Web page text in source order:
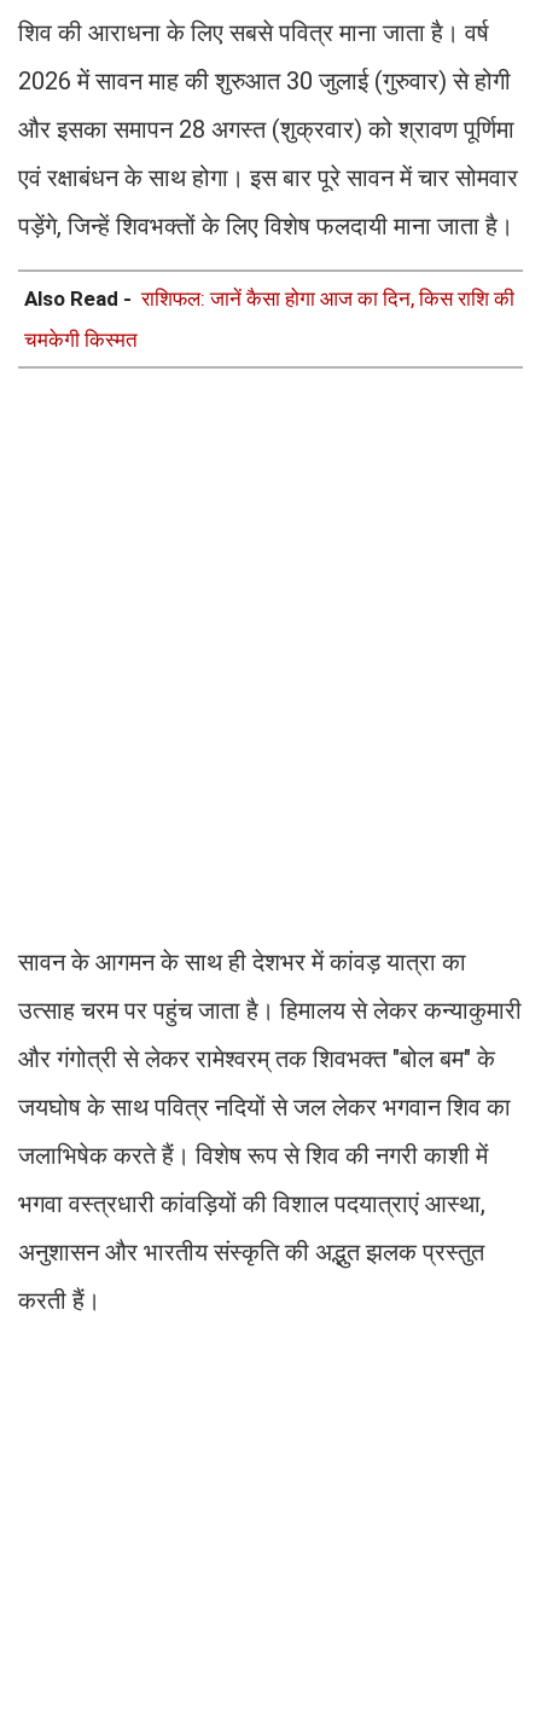
शिव की आराधना के लिए सबसे पवित्र माना जाता है। वर्ष
2026 में सावन माह की शुरुआत 30 जुलाई (गुरुवार) से होगी
और इसका समापन 28 अगस्त (शुक्रवार) को श्रावण पूर्णिमा
एवं रक्षाबंधन के साथ होगा। इस बार पूरे सावन में चार सोमवार
पड़ेंगे, जिन्हें शिवभक्तों के लिए विशेष फलदायी माना जाता है।
Also Read - ​​​​​​​ राशिफल: जानें कैसा होगा आज का दिन, किस राशि की
चमकेगी किस्मत
सावन के आगमन के साथ ही देशभर में कांवड़ यात्रा का
उत्साह चरम पर पहुंच जाता है। हिमालय से लेकर कन्याकुमारी
और गंगोत्री से लेकर रामेश्वरम् तक शिवभक्त "बोल बम" के
जयघोष के साथ पवित्र नदियों से जल लेकर भगवान शिव का
जलाभिषेक करते हैं। विशेष रूप से शिव की नगरी काशी में
भगवा वस्त्रधारी कांवड़ियों की विशाल पदयात्राएं आस्था,
अनुशासन और भारतीय संस्कृति की अद्भुत झलक प्रस्तुत
करती हैं।